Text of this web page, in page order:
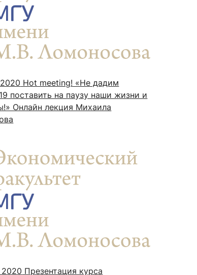
Hot meeting! «Не дадим
поставить на паузу наши жизни и
Онлайн лекция Михаила
Презентация курса